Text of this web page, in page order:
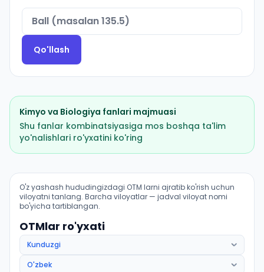
Qo'llash
Kimyo va Biologiya fanlari majmuasi
Shu fanlar kombinatsiyasiga mos boshqa ta'lim
yo'nalishlari ro'yxatini ko'ring
Tibbiy profilaktika ishi (Nurobod tumani): OTM lar
O'z yashash hududingizdagi OTM larni ajratib ko'rish uchun
viloyatni tanlang. Barcha viloyatlar — jadval viloyat nomi
bo'yicha tartiblangan.
OTMlar ro'yxati